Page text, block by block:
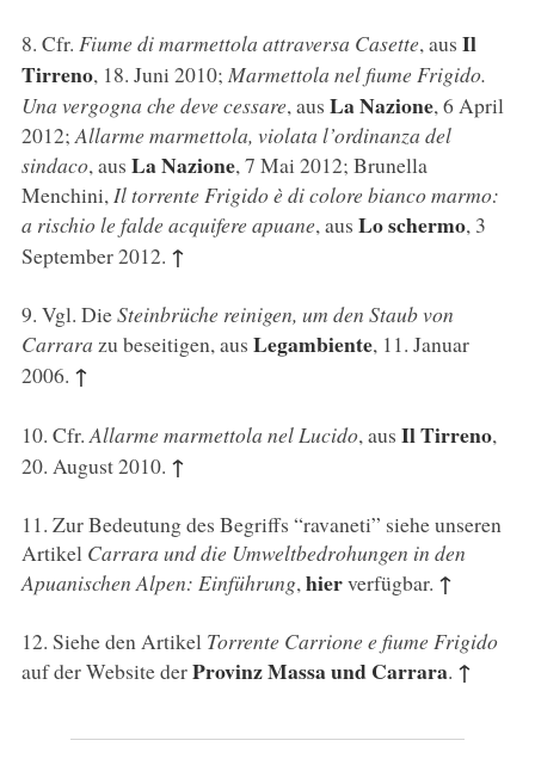
8. Cfr. Fiume di marmettola attraversa Casette, aus Il
Tirreno, 18. Juni 2010; Marmettola nel fiume Frigido.
Una vergogna che deve cessare, aus La Nazione, 6 April
2012;Allarme marmettola, violata l’ordinanza del
sindaco, aus La Nazione, 7 Mai 2012; Brunella
Menchini,Il torrente Frigido è di colore bianco marmo:
a rischio le falde acquifere apuane, aus Lo schermo, 3
September 2012. ↑
9. Vgl. DieSteinbrüche reinigen, um den Staub von
Carrara zu beseitigen, aus Legambiente, 11. Januar
2006. ↑
10. Cfr.Allarme marmettola nel Lucido, aus Il Tirreno,
20. August 2010. ↑
11. Zur Bedeutung des Begriffs “ravaneti” siehe unseren
Artikel Carrara und die Umweltbedrohungen in den
Apuanischen Alpen: Einführung,hierverfügbar. ↑
12. Siehe den Artikel Torrente Carrione e fiume Frigido
auf der Website derProvinz Massa und Carrara. ↑